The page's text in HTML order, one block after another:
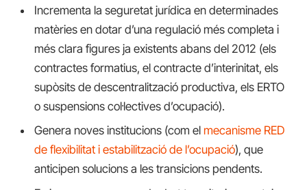
Incrementa la seguretat jurídica en determinades
matèries en dotar d’una regulació més completa i
més clara figures ja existents abans del 2012 (els
contractes formatius, el contracte d’interinitat, els
supòsits de descentralització productiva, els ERTO
o suspensions col·lectives d’ocupació).
Genera noves institucions (com el mecanisme RED
de flexibilitat i estabilització de l’ocupació), que
anticipen solucions a les transicions pendents.